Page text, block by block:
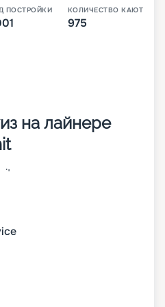
ПОСТРОЙКИ КОЛИЧЕСТВО КАЮТ
975
на лайнере
– это судно класса
в 2016 году. Судно с
24 узла. На 11-палубном
1079 кают, в которых
пассажиров. На борту
развлечений;